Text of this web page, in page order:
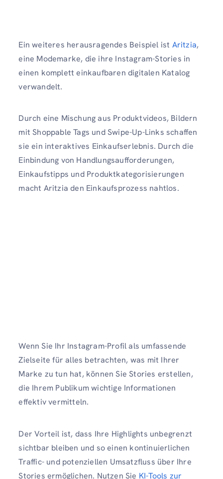
Ein weiteres herausragendes Beispiel ist Aritzia,
eine Modemarke, die ihre Instagram-Stories in
einen komplett einkaufbaren digitalen Katalog
verwandelt.
Durch eine Mischung aus Produktvideos, Bildern
mit Shoppable Tags und Swipe-Up-Links schaffen
sie ein interaktives Einkaufserlebnis. Durch die
Einbindung von Handlungsaufforderungen,
Einkaufstipps und Produktkategorisierungen
macht Aritzia den Einkaufsprozess nahtlos.
Wenn Sie Ihr Instagram-Profil als umfassende
Zielseite für alles betrachten, was mit Ihrer
Marke zu tun hat, können Sie Stories erstellen,
die Ihrem Publikum wichtige Informationen
effektiv vermitteln.
Der Vorteil ist, dass Ihre Highlights unbegrenzt
sichtbar bleiben und so einen kontinuierlichen
Traffic- und potenziellen Umsatzfluss über Ihre
Stories ermöglichen. Nutzen Sie KI-Tools zur